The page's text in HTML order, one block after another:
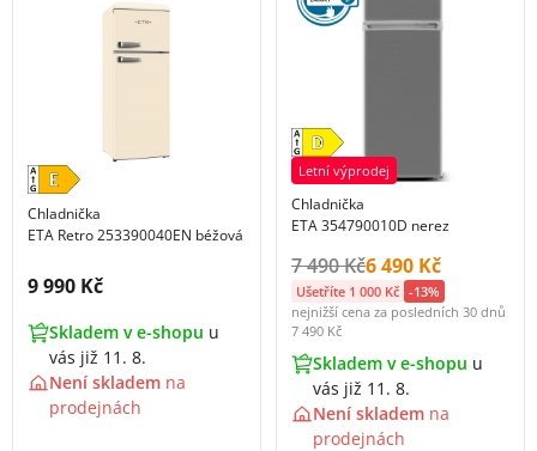
Chladnička
ETA Retro 253390040EN béžová
Cena s DPH:
9 990 Kč
Skladem v e-shopu u
vás již 11. 8.
Není skladem na
prodejnách
Letní výprodej
Chladnička
ETA 354790010D nerez
Původní cena s DPH:
7 490 KčCena s DPH:
6 490 Kč
Ušetříte 1 000 Kč -13%
nejnižší cena za posledních 30 dnů
7 490 Kč
Skladem v e-shopu u
vás již 11. 8.
Není skladem na
prodejnách